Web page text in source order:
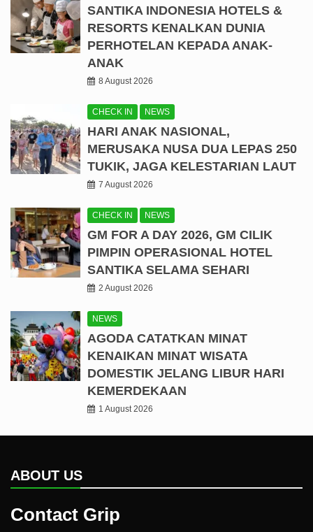
SANTIKA INDONESIA HOTELS &
RESORTS KENALKAN DUNIA
PERHOTELAN KEPADA ANAK-
ANAK
8 August 2026
CHECK IN NEWS
HARI ANAK NASIONAL,
MERUSAKA NUSA DUA LEPAS 250
TUKIK, JAGA KELESTARIAN LAUT
7 August 2026
CHECK IN NEWS
GM FOR A DAY 2026, GM CILIK
PIMPIN OPERASIONAL HOTEL
SANTIKA SELAMA SEHARI
2 August 2026
NEWS
AGODA CATATKAN MINAT
KENAIKAN MINAT WISATA
DOMESTIK JELANG LIBUR HARI
KEMERDEKAAN
1 August 2026
ABOUT US
Contact Grip